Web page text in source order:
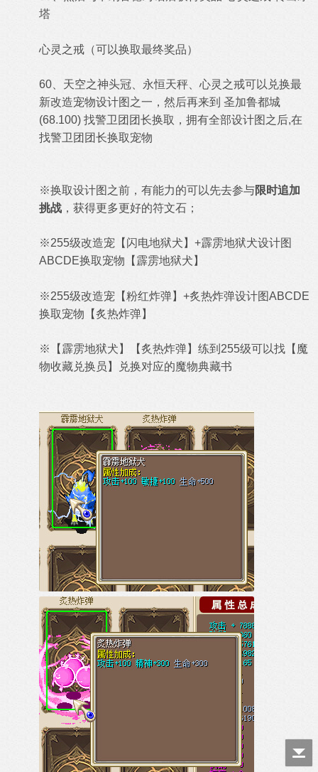
塔
心灵之戒（可以换取最终奖品）
60、天空之神头冠、永恒天秤、心灵之戒可以兑换最
新改造宠物设计图之一，然后再来到 圣加鲁都城
(68.100) 找警卫团团长换取，拥有全部设计图之后,在
找警卫团团长换取宠物
※换取设计图之前，有能力的可以先去参与限时追加
挑战 ，获得更多更好的符文石；
※255级改造宠【 闪电地狱犬 】+霹雳地狱犬设计图
ABCDE换取宠物【 霹雳地狱犬 】
※255级改造宠【粉红炸弹】 +炙热炸弹设计图ABCDE
换取宠物【炙热炸弹】
※ 【 霹雳地狱犬 】 【炙热炸弹】练到255级可以找【魔
物收藏兑换员】兑换对应的魔物典藏书